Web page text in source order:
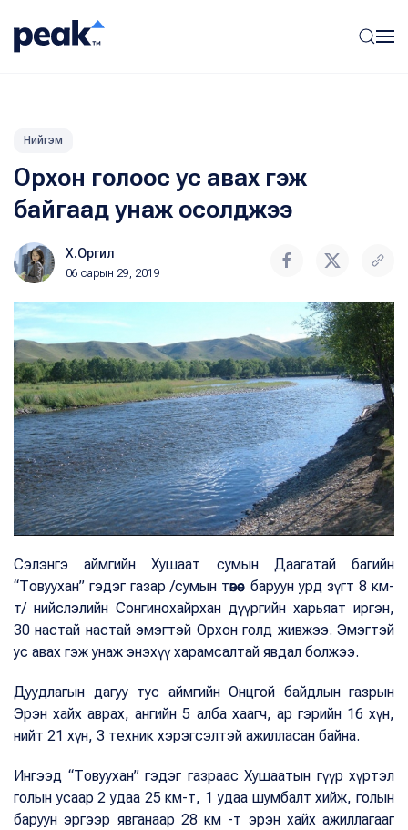
Нийгэм
Орхон голоос ус авах гэж
байгаад унаж осолджээ
Х.Оргил
06 сарын 29, 2019
Сэлэнгэ аймгийн Хушаат сумын Даагатай багийн
“Товуухан” гэдэг газар /сумын төвөөс баруун урд зүгт 8 км-
т/ нийслэлийн Сонгинохайрхан дүүргийн харьяат иргэн,
30 настай настай эмэгтэй Орхон голд живжээ. Эмэгтэй
ус авах гэж унаж энэхүү харамсалтай явдал болжээ.
Дуудлагын дагуу тус аймгийн Онцгой байдлын газрын
Эрэн хайх аврах, ангийн 5 алба хаагч, ар гэрийн 16 хүн,
нийт 21 хүн, 3 техник хэрэгсэлтэй ажилласан байна.
Ингээд “Товуухан” гэдэг газраас Хушаатын гүүр хүртэл
голын усаар 2 удаа 25 км-т, 1 удаа шумбалт хийж, голын
баруун эргээр явганаар 28 км -т эрэн хайх ажиллагааг